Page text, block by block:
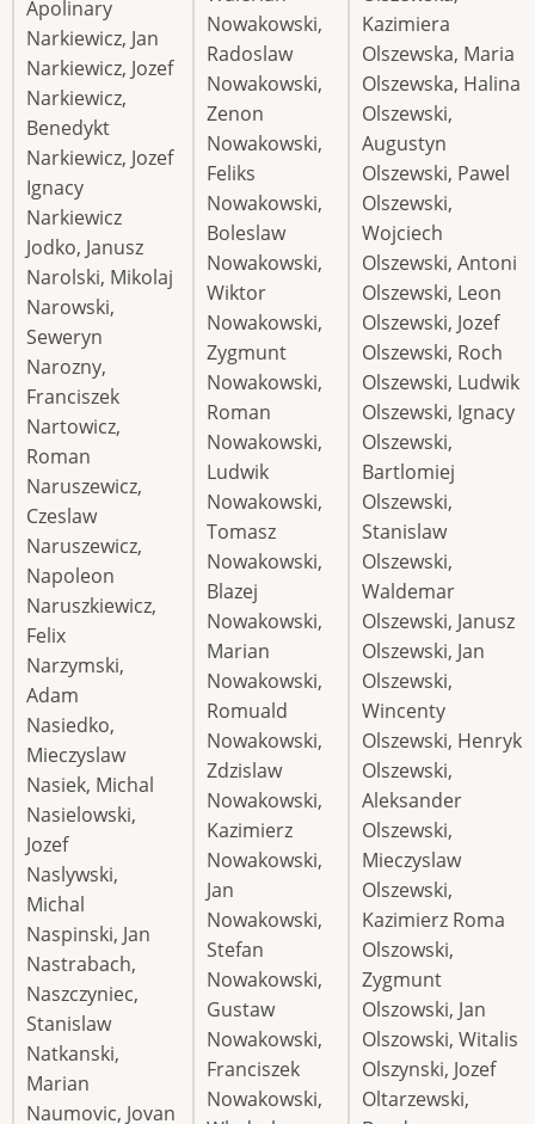
Apolinary
Narkiewicz, Jan
Narkiewicz, Jozef
Narkiewicz,
Benedykt
Narkiewicz, Jozef
Ignacy
Narkiewicz
Jodko, Janusz
Narolski, Mikolaj
Narowski,
Seweryn
Narozny,
Franciszek
Nartowicz,
Roman
Naruszewicz,
Czeslaw
Naruszewicz,
Napoleon
Naruszkiewicz,
Felix
Narzymski,
Adam
Nasiedko,
Mieczyslaw
Nasiek, Michal
Nasielowski,
Jozef
Naslywski,
Michal
Naspinski, Jan
Nastrabach,
Naszczyniec,
Stanislaw
Natkanski,
Marian
Naumovic, Jovan
Nowakowski,
Radoslaw
Nowakowski,
Zenon
Nowakowski,
Feliks
Nowakowski,
Boleslaw
Nowakowski,
Wiktor
Nowakowski,
Zygmunt
Nowakowski,
Roman
Nowakowski,
Ludwik
Nowakowski,
Tomasz
Nowakowski,
Blazej
Nowakowski,
Marian
Nowakowski,
Romuald
Nowakowski,
Zdzislaw
Nowakowski,
Kazimierz
Nowakowski,
Jan
Nowakowski,
Stefan
Nowakowski,
Gustaw
Nowakowski,
Franciszek
Nowakowski,
Kazimiera
Olszewska, Maria
Olszewska, Halina
Olszewski,
Augustyn
Olszewski, Pawel
Olszewski,
Wojciech
Olszewski, Antoni
Olszewski, Leon
Olszewski, Jozef
Olszewski, Roch
Olszewski, Ludwik
Olszewski, Ignacy
Olszewski,
Bartlomiej
Olszewski,
Stanislaw
Olszewski,
Waldemar
Olszewski, Janusz
Olszewski, Jan
Olszewski,
Wincenty
Olszewski, Henryk
Olszewski,
Aleksander
Olszewski,
Mieczyslaw
Olszewski,
Kazimierz Roma
Olszowski,
Zygmunt
Olszowski, Jan
Olszowski, Witalis
Olszynski, Jozef
Oltarzewski,